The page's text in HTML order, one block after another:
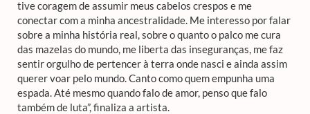
tive coragem de assumir meus cabelos crespos e me
conectar com a minha ancestralidade. Me interesso por falar
sobre a minha história real, sobre o quanto o palco me cura
das mazelas do mundo, me liberta das inseguranças, me faz
sentir orgulho de pertencer à terra onde nasci e ainda assim
querer voar pelo mundo. Canto como quem empunha uma
espada. Até mesmo quando falo de amor, penso que falo
também de luta”, finaliza a artista.